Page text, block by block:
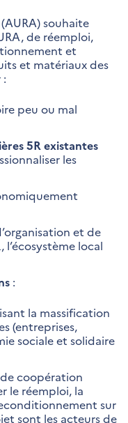
souhaite
de réemploi,
et
et matériaux des
peu ou mal
5R existantes
les
et de
local
:
la massification
(entreprises,
sociale et solidaire
coopération
le réemploi, la
sur
sont les acteurs de